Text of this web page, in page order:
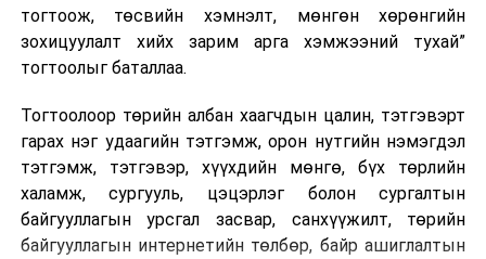
Мароккогийн дуудлагын төвүүдийн орлогын 80 гаруй
хувь Францын зах зээлээс бүрддэг бөгөөд тус улсын
40–50 мянган ажлын байр эрсдэлд орж болзошгүйг
тогтоож, төсвийн хэмнэлт, мөнгөн хөрөнгийн
зохицуулалт хийх зарим арга хэмжээний тухай”
тогтоолыг баталлаа.
Тогтоолоор төрийн албан хаагчдын цалин, тэтгэвэрт
гарах нэг удаагийн тэтгэмж, орон нутгийн нэмэгдэл
тэтгэмж, тэтгэвэр, хүүхдийн мөнгө, бүх төрлийн
халамж, сургууль, цэцэрлэг болон сургалтын
байгууллагын урсгал засвар, санхүүжилт, төрийн
байгууллагын интернетийн төлбөр, байр ашиглалтын